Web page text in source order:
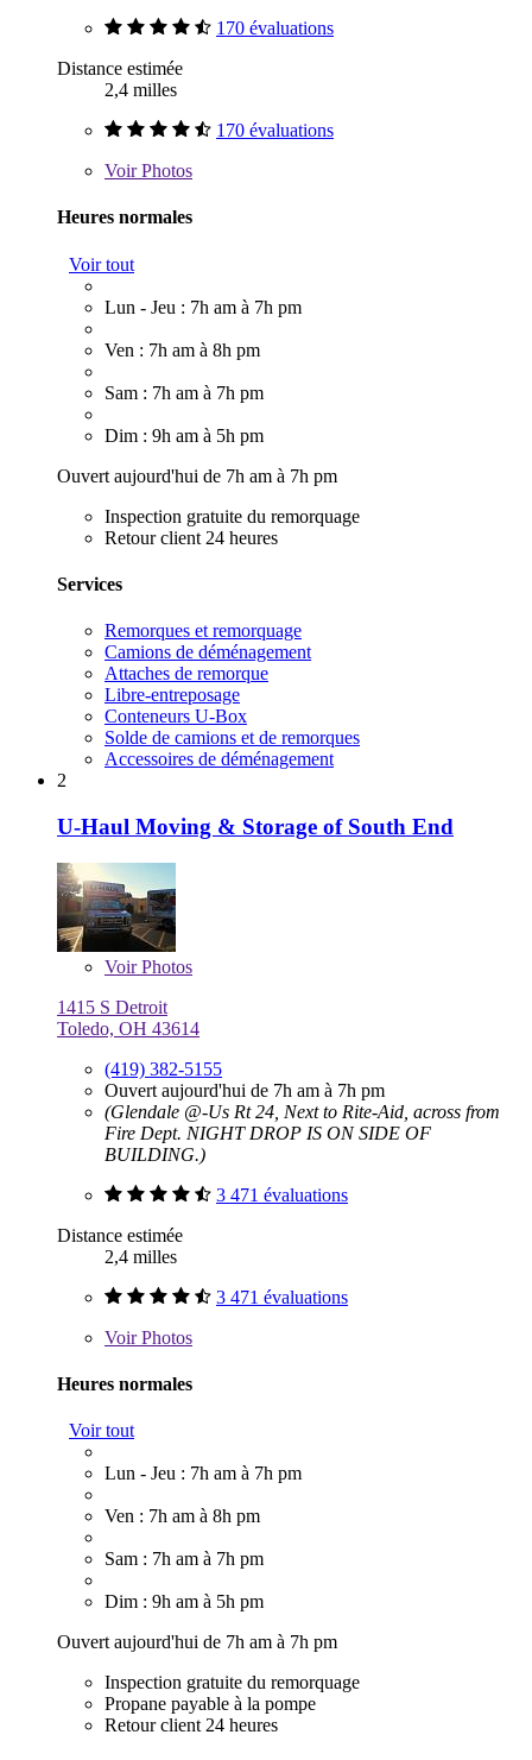
170 évaluations
Distance estimée
2,4 milles
170 évaluations
VoirPhotos
Heures normales
Voir tout
Lun - Jeu : 7h am à 7h pm
Ven : 7h am à 8h pm
Sam : 7h am à 7h pm
Dim : 9h am à 5h pm
Ouvert aujourd'hui de 7h am à 7h pm
Inspection gratuite du remorquage
Retour client 24 heures
Services
Remorques et remorquage
Camions de déménagement
Attaches de remorque
Libre-entreposage
Conteneurs U-Box
Solde de camions et de remorques
Accessoires de déménagement
2
U-Haul Moving & Storage of South End
VoirPhotos
1415 S Detroit
Toledo, OH 43614
(419) 382-5155
Ouvert aujourd'hui de 7h am à 7h pm
(Glendale @-Us Rt 24, Next to Rite-Aid, across from
Fire Dept. NIGHT DROP IS ON SIDE OF
BUILDING.)
3 471 évaluations
Distance estimée
2,4 milles
3 471 évaluations
VoirPhotos
Heures normales
Voir tout
Lun - Jeu : 7h am à 7h pm
Ven : 7h am à 8h pm
Sam : 7h am à 7h pm
Dim : 9h am à 5h pm
Ouvert aujourd'hui de 7h am à 7h pm
Inspection gratuite du remorquage
Propane payable à la pompe
Retour client 24 heures